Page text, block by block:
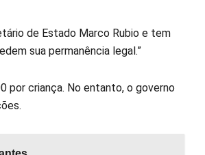
de Estado Marco Rubio e tem
sua permanência legal.”
por criança. No entanto, o governo